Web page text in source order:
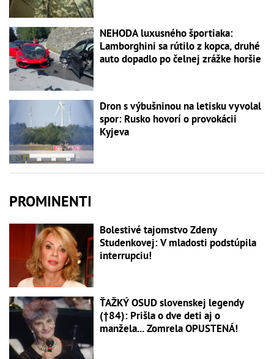
NEHODA luxusného športiaka:
Lamborghini sa rútilo z kopca, druhé
auto dopadlo po čelnej zrážke horšie
Dron s výbušninou na letisku vyvolal
spor: Rusko hovorí o provokácii
Kyjeva
PROMINENTI
Bolestivé tajomstvo Zdeny
Studenkovej: V mladosti podstúpila
interrupciu!
ŤAŽKÝ OSUD slovenskej legendy
(†84): Prišla o dve deti aj o
manžela... Zomrela OPUSTENÁ!